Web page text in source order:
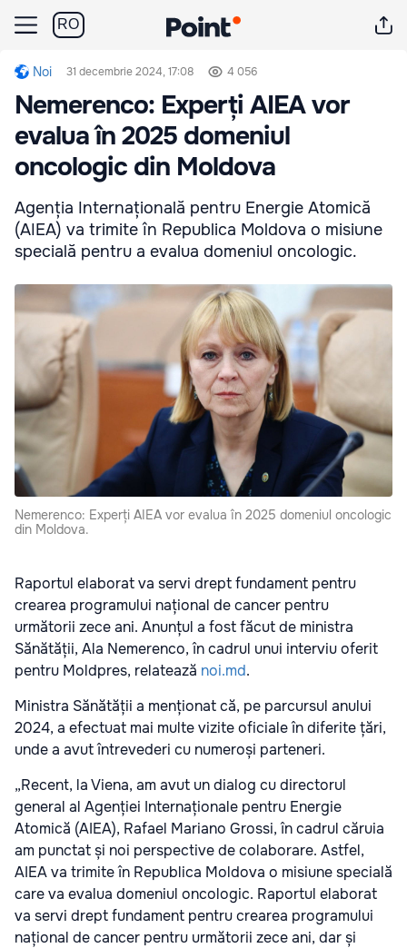
RO
Noi 31 decembrie 2024, 17:08 4 056
Nemerenco: Experți AIEA vor
evalua în 2025 domeniul
oncologic din Moldova
Agenția Internațională pentru Energie Atomică
(AIEA) va trimite în Republica Moldova o misiune
specială pentru a evalua domeniul oncologic.
Nemerenco: Experți AIEA vor evalua în 2025 domeniul oncologic
din Moldova.
Raportul elaborat va servi drept fundament pentru
crearea programului național de cancer pentru
următorii zece ani. Anunțul a fost făcut de ministra
Sănătății, Ala Nemerenco, în cadrul unui interviu oferit
pentru Moldpres, relatează noi.md.
Ministra Sănătății a menționat că, pe parcursul anului
2024, a efectuat mai multe vizite oficiale în diferite țări,
unde a avut întrevederi cu numeroși parteneri.
„Recent, la Viena, am avut un dialog cu directorul
general al Agenției Internaționale pentru Energie
Atomică (AIEA), Rafael Mariano Grossi, în cadrul căruia
am punctat și noi perspective de colaborare. Astfel,
AIEA va trimite în Republica Moldova o misiune specială
care va evalua domeniul oncologic. Raportul elaborat
va servi drept fundament pentru crearea programului
național de cancer pentru următorii zece ani, dar și